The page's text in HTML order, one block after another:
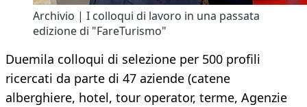
Archivio | I colloqui di lavoro in una passata
edizione di "FareTurismo"
Duemila colloqui di selezione per 500 profili
ricercati da parte di 47 aziende (catene
alberghiere, hotel, tour operator, terme, Agenzie